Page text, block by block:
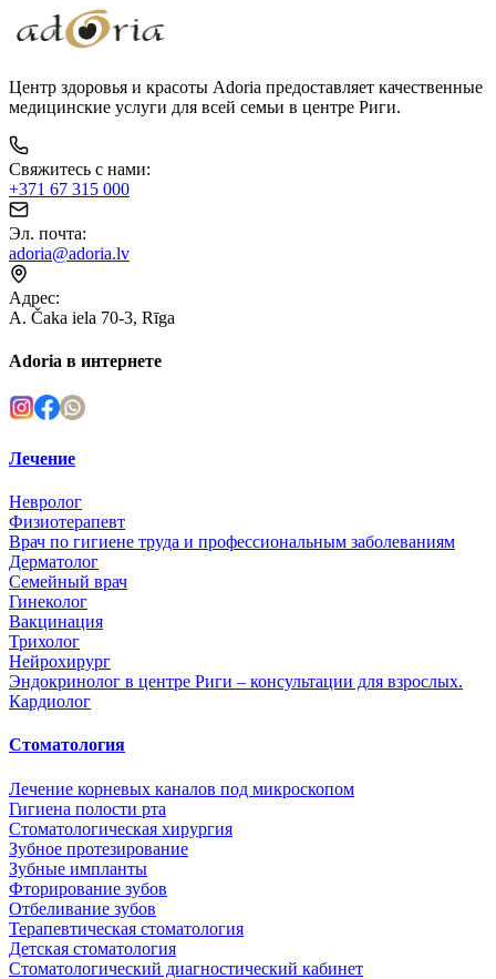
Центр здоровья и красоты Adoria предоставляет качественные
медицинские услуги для всей семьи в центре Риги.
Свяжитесь с нами:
+371 67 315 000
Эл. почта:
adoria@adoria.lv
Адрес:
A. Čaka iela 70-3, Rīga
Adoria в интернете
Лечение
Невролог
Физиотерапевт
Врач по гигиене труда и профессиональным заболеваниям
Дерматолог
Семейный врач
Гинеколог
Вакцинация
Трихолог
Нейрохирург
Эндокринолог в центре Риги – консультации для взрослых.
Кардиолог
Стоматология
Лечение корневых каналов под микроскопом
Гигиена полости рта
Стоматологическая хирургия
Зубное протезирование
Зубные импланты
Фторирование зубов
Отбеливание зубов
Терапевтическая стоматология
Детская стоматология
Стоматологический диагностический кабинет